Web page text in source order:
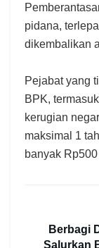
pidana,
dikembalikan
Pejabat yang
BPK,
kerugian
maksimal 1
banyak
Berbagi
Salurkan